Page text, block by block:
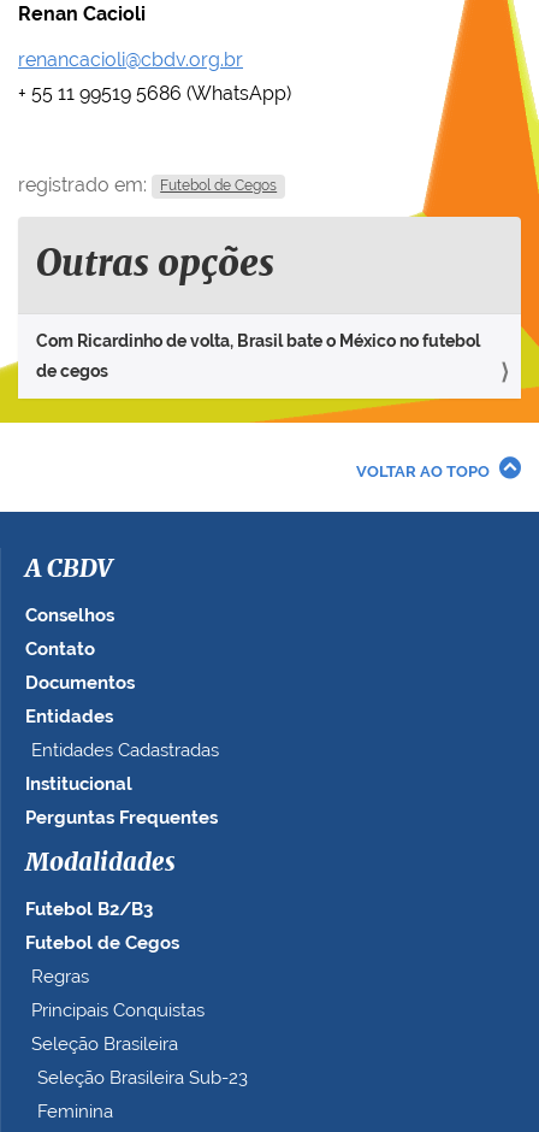
Renan Cacioli
renancacioli@cbdv.org.br
+ 55 11 99519 5686 (WhatsApp)
registrado em: Futebol de Cegos
Outras opções
Com Ricardinho de volta, Brasil bate o México no futebol
de cegos
VOLTAR AO TOPO
A CBDV
Conselhos
Contato
Documentos
Entidades
Entidades Cadastradas
Institucional
Perguntas Frequentes
Modalidades
Futebol B2/B3
Futebol de Cegos
Regras
Principais Conquistas
Seleção Brasileira
Seleção Brasileira Sub-23
Feminina